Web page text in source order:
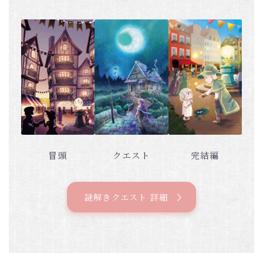
冒頭 クエスト 完結編
謎解きクエスト 詳細